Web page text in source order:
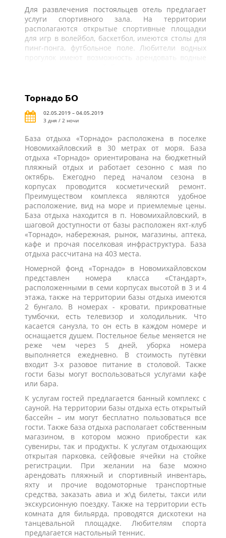
Для развлечения постояльцев отель предлагает
услуги спортивного зала. На территории
располагаются открытые спортивные площадки
для игр в волейбол, баскетбол, имеются столы для
пинг-понга, футбольное поле. Любители водных
прогулок имеют возможность арендовать водные
Торнадо БО
02.05.2019 – 04.05.2019
3 дня / 2 ночи
База отдыха «Торнадо» расположена в поселке
Новомихайловский в 30 метрах от моря. База
отдыха «Торнадо» ориентирована на бюджетный
пляжный отдых и работает сезонно с мая по
октябрь. Ежегодно перед началом сезона в
корпусах проводится косметический ремонт.
Преимуществом комплекса являются удобное
расположение, вид на море и приемлемые цены.
База отдыха находится в п. Новомихайловский, в
шаговой доступности от базы расположен яхт-клуб
«Торнадо», набережная, рынок, магазины, аптека,
кафе и прочая поселковая инфраструктура. База
отдыха рассчитана на 403 места.
Номерной фонд «Торнадо» в Новомихайловском
представлен номера класса «Стандарт»,
расположенными в семи корпусах высотой в 3 и 4
этажа, также на территории базы отдыха имеются
2 бунгало. В номерах - кровати, прикроватные
тумбочки, есть телевизор и холодильник. Что
касается санузла, то он есть в каждом номере и
оснащается душем. Постельное белье меняется не
реже чем через 5 дней, уборка номера
выполняется ежедневно. В стоимость путёвки
входит 3-х разовое питание в столовой. Также
гости базы могут воспользоваться услугами кафе
или бара.
К услугам гостей предлагается банный комплекс с
сауной. На территории базы отдыха есть открытый
бассейн – им могут бесплатно пользоваться все
гости. Также база отдыха располагает собственным
магазином, в котором можно приобрести как
сувениры, так и продукты. К услугам отдыхающих
открытая парковка, сейфовые ячейки на стойке
регистрации. При желании на базе можно
арендовать пляжный и спортивный инвентарь,
яхту и прочие водомоторные транспортные
средства, заказать авиа и ж\д билеты, такси или
экскурсионную поездку. Также на территории есть
комната для бильярда, проводятся дискотеки на
танцевальной площадке. Любителям спорта
предлагается настольный теннис.